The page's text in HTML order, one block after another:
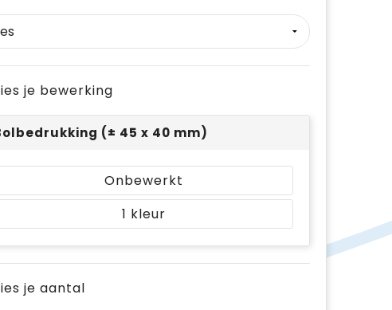
je bewerking
(± 45 x 40 mm)
Onbewerkt
1
je aantal